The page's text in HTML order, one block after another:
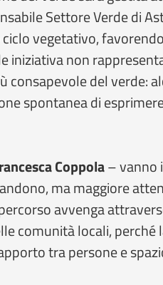
Settore Verde di
vegetativo,
iniziativa non
consapevole del verde:
spontanea di
Coppola– vanno
ma maggiore
avvenga
comunità locali, perché
tra persone e